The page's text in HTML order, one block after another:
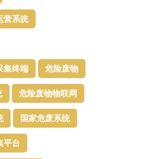
营系统
集终端 危险废物
危险废物物联网
国家危废系统
平台